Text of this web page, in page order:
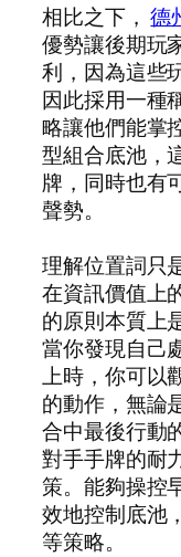
相比之下，德
優勢讓後期玩
利，因為這些
因此採用一種
略讓他們能掌
型組合底池，
牌，同時也有
聲勢。
理解位置詞只
在資訊價值上
的原則本質上
當你發現自己
上時，你可以
的動作，無論
合中最後行動
對手手牌的耐
策。能夠操控
效地控制底池
等策略。